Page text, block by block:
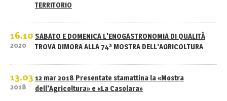
TERRITORIO
16.10
2020
SABATO E DOMENICA L'ENOGASTRONOMIA DI QUALITÀ
TROVA DIMORA ALLA 74ª MOSTRA DELL'AGRICOLTURA
13.03
2018
12 mar 2018 Presentate stamattina la «Mostra
dell'Agricoltura» e «La Casolara»